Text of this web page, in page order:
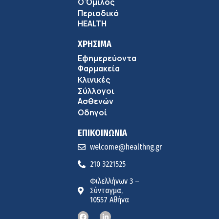
Πώς να προλάβετε και να αντιμετωπίσετε τη διάρροια
Ευμενής Καραφυλλίδης (Metropolitan General): Γιατί η
διατροφή πρέπει να καθοδηγείται από κλινικό
Ιωάννης Μπολέτης – ΩΝΑΣΕΙΟ
Περιοδικό
HEALTH
ΧΡΗΣΙΜΑ
Εφημερεύοντα
Φαρμακεία
Κλινικές
Σύλλογοι
Ασθενών
Οδηγοί
ΕΠΙΚΟΙΝΩΝΙΑ
welcome@healthng.gr
210 3221525
Φιλελλήνων 3 –
Σύνταγμα,
10557 Αθήνα